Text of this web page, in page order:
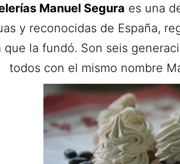
Manuel Segura es una
y reconocidas de España,
que la fundó. Son seis
todos con el mismo nombre